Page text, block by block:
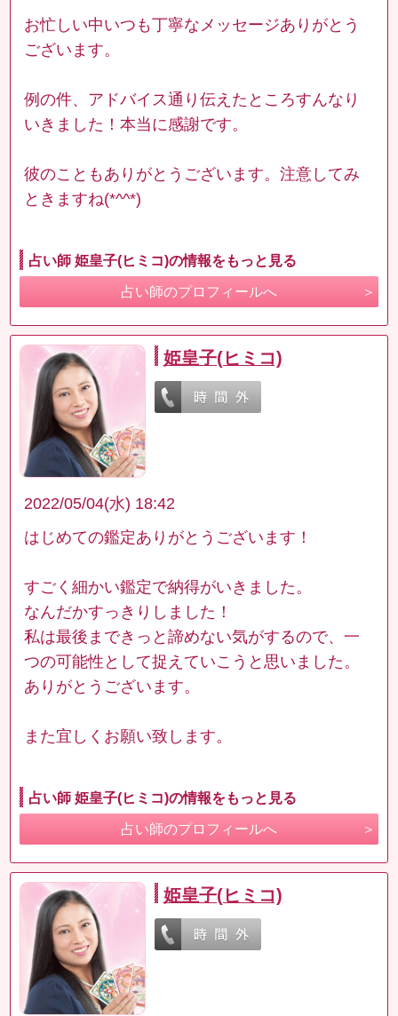
お忙しい中いつも丁寧なメッセージありがとう
ございます。
例の件、アドバイス通り伝えたところすんなり
いきました！本当に感謝です。
彼のこともありがとうございます。注意してみ
ときますね(*^^*)
占い師 姫皇子(ヒミコ)の情報をもっと見る
占い師のプロフィールへ
姫皇子(ヒミコ)
2022/05/04(水) 18:42
はじめての鑑定ありがとうございます！
すごく細かい鑑定で納得がいきました。
なんだかすっきりしました！
私は最後まできっと諦めない気がするので、一
つの可能性として捉えていこうと思いました。
ありがとうございます。
また宜しくお願い致します。
占い師 姫皇子(ヒミコ)の情報をもっと見る
占い師のプロフィールへ
姫皇子(ヒミコ)